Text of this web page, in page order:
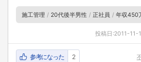
施工管理 20代後半男性 正社員 年収450
投稿日:2011-11-
参考になった 2